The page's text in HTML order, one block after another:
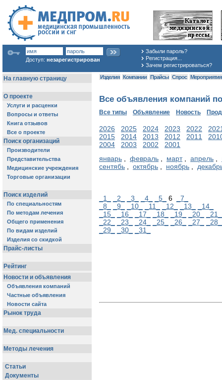
Доступ: незарегистрирован
Забыли пароль?
Регистрация...
Зачем регистрироваться?
Изделия Компании Прайсы Спрос Мероприятия
Все объявления компаний
Все типы Объявление Новость
2026 2025 2024 2023 2022
2015
2014 2013 2012 2011
2004
2003 2002
2001
январь , февраль , март, апрель ,
сентябь , октябрь , ноябрь ,
_1_ _2_ _3_ _4_ _5_ 6
_7_
_8_
_9_ _10_ _11_ _12_ _13_
_14_
_15_
_16_ _17_ _18_ _19_ _20_
_21_
_22_
_23_ _24_ _25_ _26_ _27_
_28_
_29_
_30_ _31_